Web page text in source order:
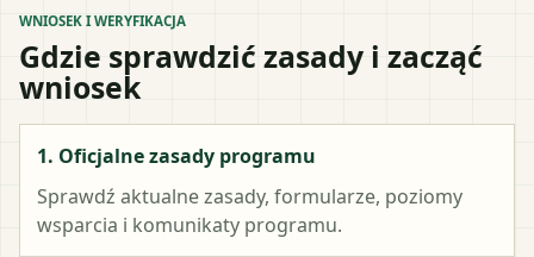
WNIOSEK I WERYFIKACJA
Gdzie sprawdzić zasady i zacząć
wniosek
1. Oficjalne zasady programu
Sprawdź aktualne zasady, formularze, poziomy
wsparcia i komunikaty programu.